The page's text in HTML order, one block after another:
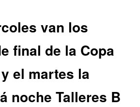
van los
final de la Copa
el martes la
noche Talleres B